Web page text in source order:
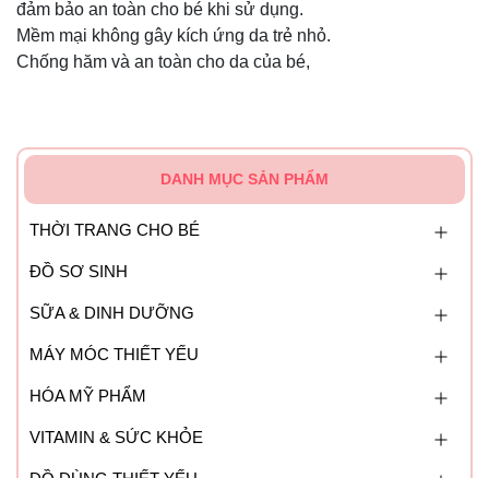
đảm bảo an toàn cho bé khi sử dụng.
Mềm mại không gây kích ứng da trẻ nhỏ.
Chống hăm và an toàn cho da của bé,
DANH MỤC SẢN PHẨM
THỜI TRANG CHO BÉ
ĐỒ SƠ SINH
SỮA & DINH DƯỠNG
MÁY MÓC THIẾT YẾU
HÓA MỸ PHẨM
VITAMIN & SỨC KHỎE